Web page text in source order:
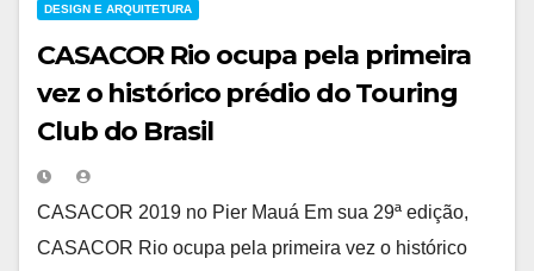
DESIGN E ARQUITETURA
CASACOR Rio ocupa pela primeira
vez o histórico prédio do Touring
Club do Brasil
CASACOR 2019 no Pier Mauá Em sua 29ª edição,
CASACOR Rio ocupa pela primeira vez o histórico